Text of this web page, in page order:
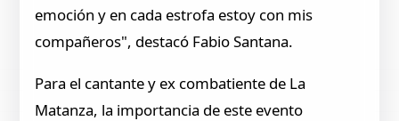
emoción y en cada estrofa estoy con mis
compañeros", destacó Fabio Santana.
Para el cantante y ex combatiente de La
Matanza, la importancia de este evento